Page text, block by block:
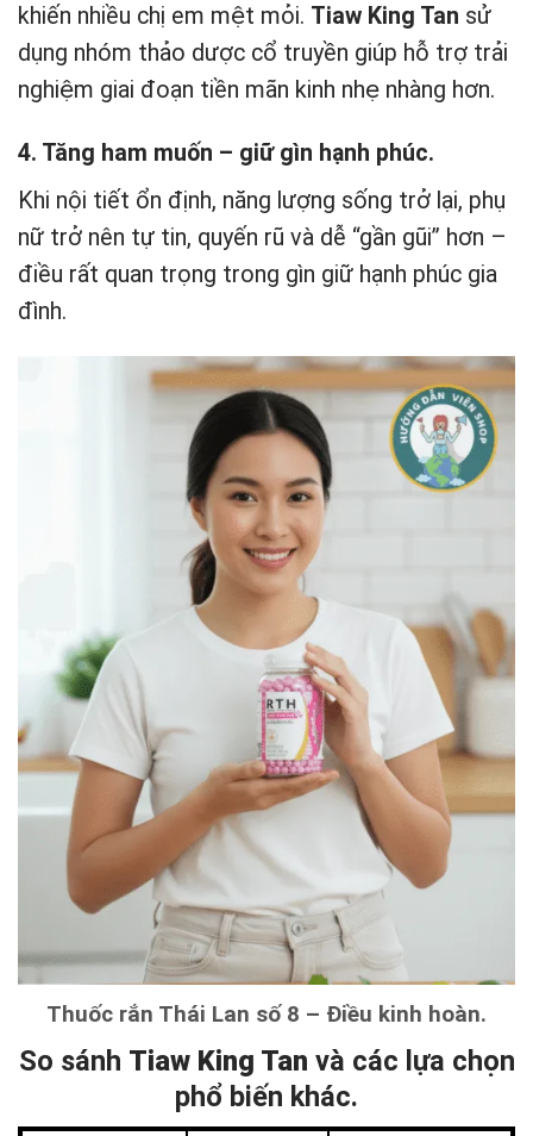
khiến nhiều chị em mệt mỏi. Tiaw King Tan sử
dụng nhóm thảo dược cổ truyền giúp hỗ trợ trải
nghiệm giai đoạn tiền mãn kinh nhẹ nhàng hơn.
4. Tăng ham muốn – giữ gìn hạnh phúc.
Khi nội tiết ổn định, năng lượng sống trở lại, phụ
nữ trở nên tự tin, quyến rũ và dễ “gần gũi” hơn –
điều rất quan trọng trong gìn giữ hạnh phúc gia
đình.
Thuốc rắn Thái Lan số 8 – Điều kinh hoàn.
So sánh Tiaw King Tan và các lựa chọn
phổ biến khác.